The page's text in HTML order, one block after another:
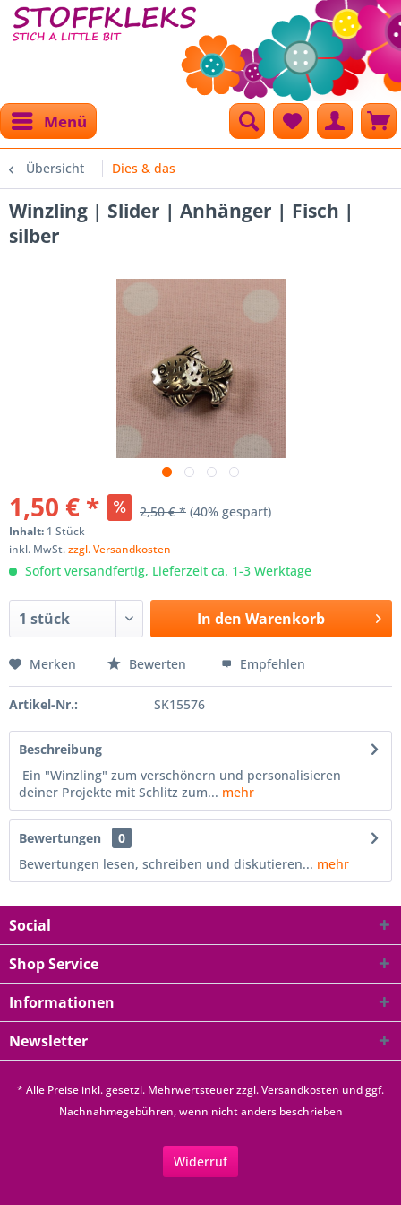
Menü
Übersicht Dies & das
Winzling | Slider | Anhänger | Fisch |
silber
1,50 € * 2,50 € * (40% gespart)
Inhalt: 1 Stück
inkl. MwSt.zzgl. Versandkosten
Sofort versandfertig, Lieferzeit ca. 1-3 Werktage
In den Warenkorb
Merken Bewerten Empfehlen
Artikel-Nr.: SK15576
Beschreibung
Ein "Winzling" zum verschönern und personalisieren
deiner Projekte mit Schlitz zum... mehr
Bewertungen
0
Bewertungen lesen, schreiben und diskutieren... mehr
Social
Shop Service
Informationen
Newsletter
* Alle Preise inkl. gesetzl. Mehrwertsteuer zzgl.Versandkosten und ggf.
Nachnahmegebühren, wenn nicht anders beschrieben
Widerruf